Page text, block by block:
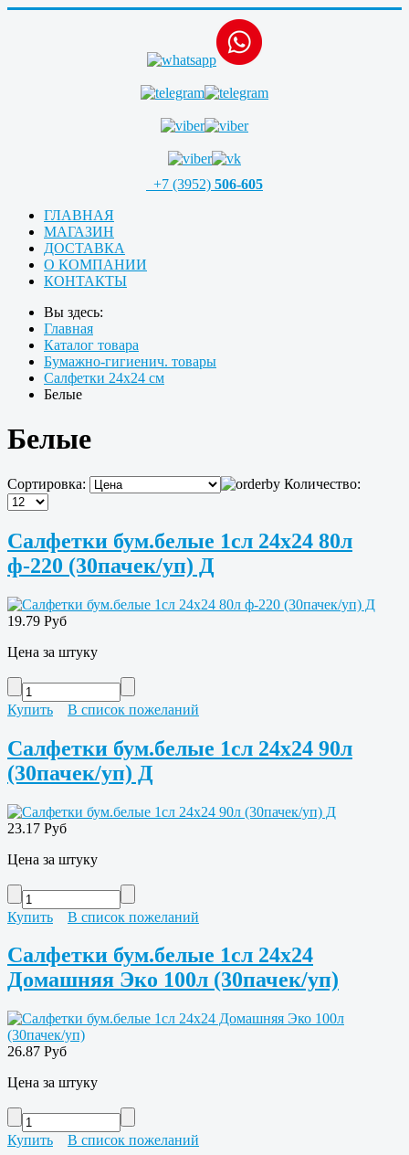
+7 (3952) 506-605
ГЛАВНАЯ
МАГАЗИН
ДОСТАВКА
О КОМПАНИИ
КОНТАКТЫ
Вы здесь:
Главная
Каталог товара
Бумажно-гигиенич. товары
Салфетки 24х24 см
Белые
Белые
Сортировка: Количество:
Салфетки бум.белые 1сл 24х24 80л
ф-220 (30пачек/уп) Д
19.79 Руб
Цена за штуку
Купить В список пожеланий
Салфетки бум.белые 1сл 24х24 90л
(30пачек/уп) Д
23.17 Руб
Цена за штуку
Купить В список пожеланий
Салфетки бум.белые 1сл 24х24
Домашняя Эко 100л (30пачек/уп)
26.87 Руб
Цена за штуку
Купить В список пожеланий